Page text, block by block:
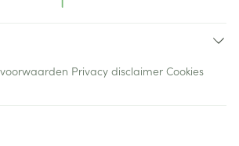
Privacy disclaimer Cookies